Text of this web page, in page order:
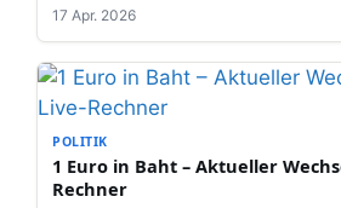
17 Apr. 2026
POLITIK
1 Euro in Baht – Aktueller
Rechner